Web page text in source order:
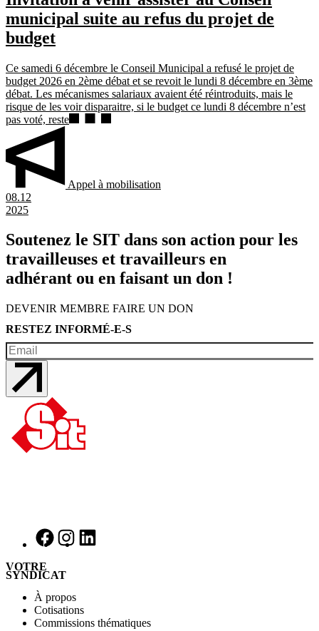
municipal suite au refus du projet de
budget
Ce samedi 6 décembre le Conseil Municipal a refusé le projet de
budget 2026 en 2ème débat et se revoit le lundi 8 décembre en 3ème
débat. Les mécanismes salariaux avaient été réintroduits, mais le
risque de les voir disparaitre, si le budget ce lundi 8 décembre n’est
pas voté, reste
Appel à mobilisation
08.12
2025
Soutenez le SIT dans son action pour les
travailleuses et travailleurs en
adhérant ou en faisant un don !
DEVENIR MEMBRE FAIRE UN DON
RESTEZ INFORMÉ-E-S
VOTRE
SYNDICAT
À propos
Cotisations
Commissions thématiques